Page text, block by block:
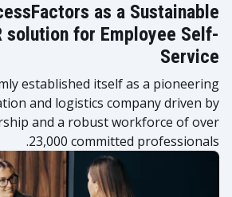
as a Sustainable
solution for Employee Self-
Service
established itself as a pioneering
and logistics company driven by
and a robust workforce of over
23,000 committed professionals.